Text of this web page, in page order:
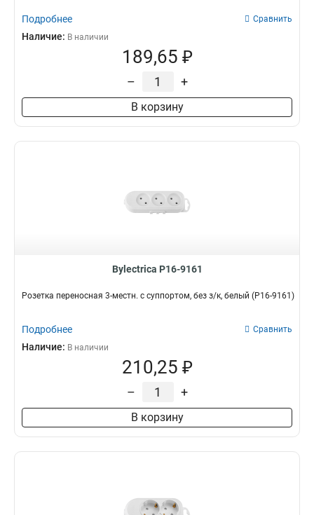
Подробнее Сравнить
Наличие: В наличии
189,65 ₽
– +
В корзину
Bylectrica Р16-9161
Розетка переносная 3-местн. с суппортом, без з/к, белый (Р16-9161)
Подробнее Сравнить
Наличие: В наличии
210,25 ₽
– +
В корзину